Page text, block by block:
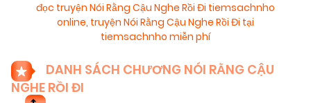
đọc truyện Nói Rằng Cậu Nghe Rồi Đi tiemsachnho
online, truyện Nói Rằng Cậu Nghe Rồi Đi tại
tiemsachnho miễn phí
DANH SÁCH CHƯƠNG NÓI RẰNG CẬU
NGHE RỒI ĐI